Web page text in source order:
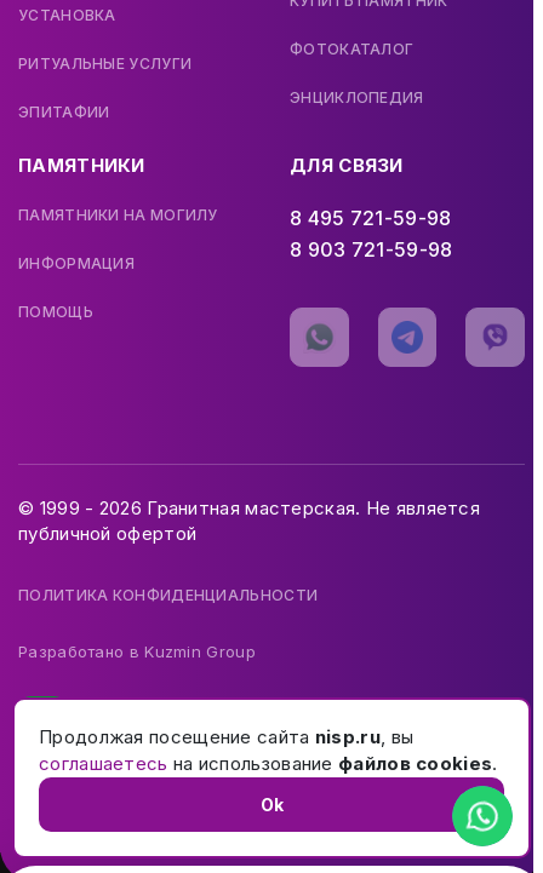
УСТАНОВКА
РИТУАЛЬНЫЕ УСЛУГИ
ЭПИТАФИИ
ФОТОКАТАЛОГ
ЭНЦИКЛОПЕДИЯ
ПАМЯТНИКИ
ПАМЯТНИКИ НА МОГИЛУ
ИНФОРМАЦИЯ
ПОМОЩЬ
ДЛЯ СВЯЗИ
8 495 721-59-98
8 903 721-59-98
© 1999 - 2026 Гранитная мастерская. Не является
публичной офертой
ПОЛИТИКА КОНФИДЕНЦИАЛЬНОСТИ
Разработано вKuzmin Group
Продолжая посещение сайта nisp.ru, вы
соглашаетесь на использование файлов cookies.
Ok